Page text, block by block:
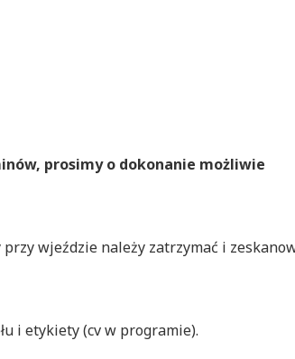
prosimy o dokonanie możliwie
wjeździe należy zatrzymać i
i etykiety (cv w programie).